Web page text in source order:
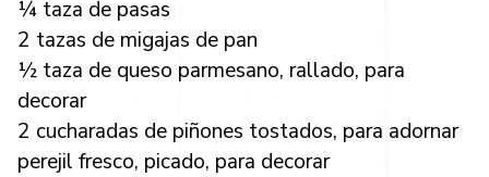
¼ taza de pasas
2 tazas de migajas de pan
½ taza de queso parmesano, rallado, para
decorar
2 cucharadas de piñones tostados, para adornar
perejil fresco, picado, para decorar